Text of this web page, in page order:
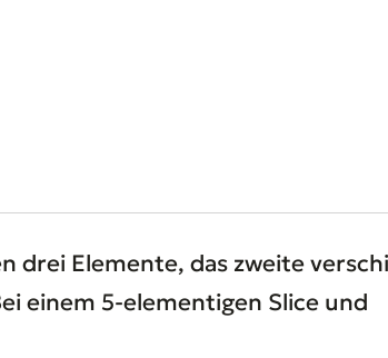
drei Elemente, das zweite
einem 5-elementigen Slice und